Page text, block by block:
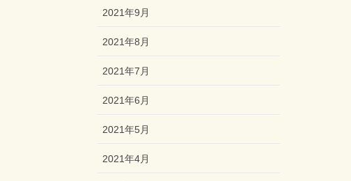
2021年9月
2021年8月
2021年7月
2021年6月
2021年5月
2021年4月